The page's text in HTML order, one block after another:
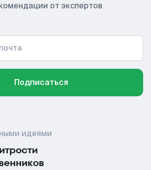
от экспертов
Подписаться
идеями